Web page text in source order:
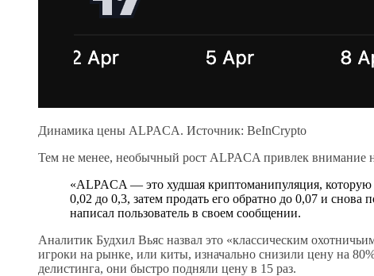
Динамика цены ALPACA. Источник: BeInCrypto
Тем не менее, необычный рост ALPACA привлек внимание
«ALPACA — это худшая криптоманипуляция,
0,02 до 0,3, затем продать его обратно до 0,07 и
написал пользователь в своем сообщении.
Аналитик Будхил Вьяс назвал это «классическим
игроки на рынке, или киты, изначально снизили цену на
делистинга, они быстро подняли цену в 15 раз.